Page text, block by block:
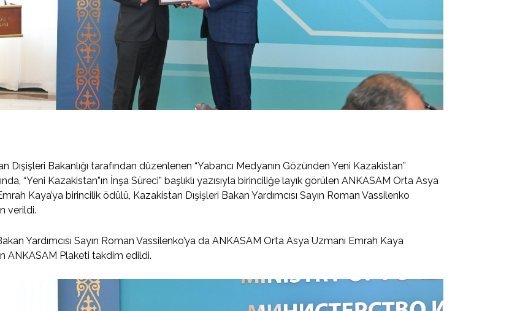
Dışişleri Bakanlığı tarafından düzenlenen “Yabancı Medyanın Gözünden Yeni Kazakistan”
“Yeni Kazakistan”ın İnşa Süreci” başlıklı yazısıyla birinciliğe layık görülen ANKASAM Orta Asya
Kaya’ya birincilik ödülü, Kazakistan Dışişleri Bakan Yardımcısı Sayın Roman Vassilenko
verildi.
Yardımcısı Sayın Roman Vassilenko’ya da ANKASAM Orta Asya Uzmanı Emrah Kaya
ANKASAM Plaketi takdim edildi.